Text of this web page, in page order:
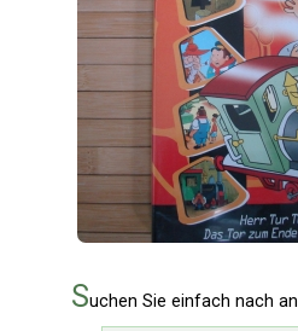
Suchen Sie einfach nach